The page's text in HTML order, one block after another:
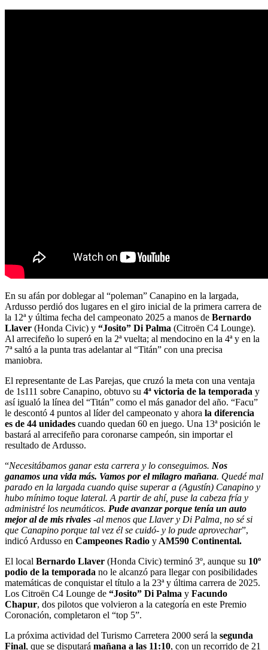
En su afán por doblegar al “poleman” Canapino en la largada,
Ardusso perdió dos lugares en el giro inicial de la primera carrera de
la 12ª y última fecha del campeonato 2025 a manos de Bernardo
Llaver (Honda Civic) y “Josito” Di Palma (Citroën C4 Lounge).
Al arrecifeño lo superó en la 2ª vuelta; al mendocino en la 4ª y en la
7ª saltó a la punta tras adelantar al “Titán” con una precisa
maniobra.
El representante de Las Parejas, que cruzó la meta con una ventaja
de 1s111 sobre Canapino, obtuvo su 4ª victoria de la temporada y
así igualó la línea del “Titán” como el más ganador del año. “Facu”
le descontó 4 puntos al líder del campeonato y ahora la diferencia
es de 44 unidades cuando quedan 60 en juego. Una 13ª posición le
bastará al arrecifeño para coronarse campeón, sin importar el
resultado de Ardusso.
“Necesitábamos ganar esta carrera y lo conseguimos. Nos
ganamos una vida más. Vamos por el milagro mañana. Quedé mal
parado en la largada cuando quise superar a (Agustín) Canapino y
hubo mínimo toque lateral. A partir de ahí, puse la cabeza fría y
administré los neumáticos. Pude avanzar porque tenía un auto
mejor al de mis rivales -al menos que Llaver y Di Palma, no sé si
que Canapino porque tal vez él se cuidó- y lo pude aprovechar”,
indicó Ardusso en Campeones Radio y AM590 Continental.
El local Bernardo Llaver (Honda Civic) terminó 3º, aunque su 10º
podio de la temporada no le alcanzó para llegar con posibilidades
matemáticas de conquistar el título a la 23ª y última carrera de 2025.
Los Citroën C4 Lounge de “Josito” Di Palma y Facundo
Chapur, dos pilotos que volvieron a la categoría en este Premio
Coronación, completaron el “top 5”.
La próxima actividad del Turismo Carretera 2000 será la segunda
Final, que se disputará mañana a las 11:10, con un recorrido de 21